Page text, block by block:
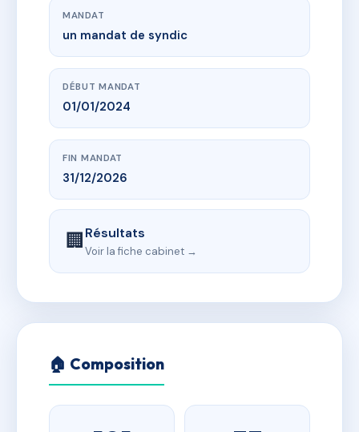
MANDAT
un mandat de syndic
DÉBUT MANDAT
01/01/2024
FIN MANDAT
31/12/2026
🏢Résultats
Voir la fiche cabinet →
🏠 Composition